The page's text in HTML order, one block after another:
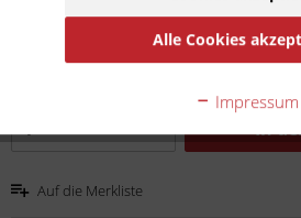
zzgl. Versandkosten
Lieferzeit 20 Werktage
In
Auf die Merkliste
Alle Cookies
Impressum